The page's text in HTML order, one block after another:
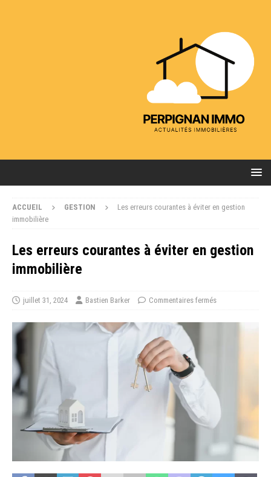
ACCUEIL GESTION
Les erreurs courantes à éviter en gestion
immobilière
Les erreurs courantes à éviter en gestion
immobilière
juillet 31, 2024 Bastien Barker Commentaires fermés